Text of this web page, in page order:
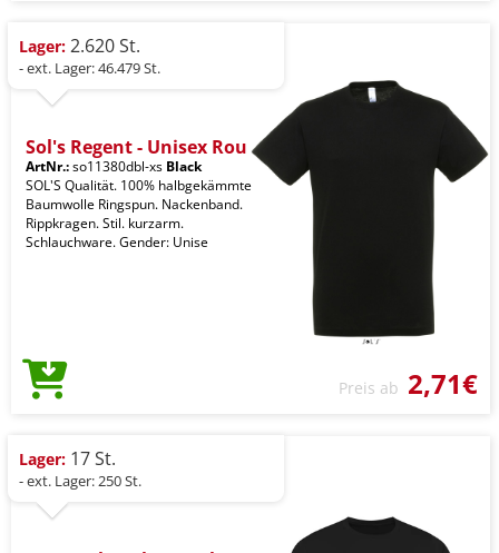
Lager: 2.620 St.
- ext. Lager: 46.479 St.
Sol's Regent - Unisex Rou
ArtNr.:so11380dbl-xs Black
SOL'S Qualität. 100% halbgekämmte
Baumwolle Ringspun. Nackenband.
Rippkragen. Stil. kurzarm.
Schlauchware. Gender: Unise
Preis ab 2,71€
Lager: 17 St.
- ext. Lager: 250 St.